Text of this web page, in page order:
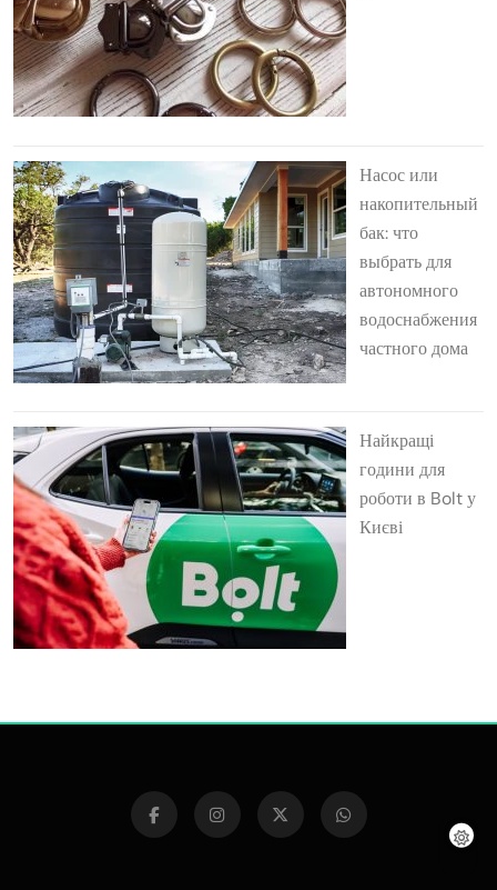
Насос или
накопительный
бак: что
выбрать для
автономного
водоснабжения
частного дома
Найкращі
години для
роботи в Bolt у
Києві